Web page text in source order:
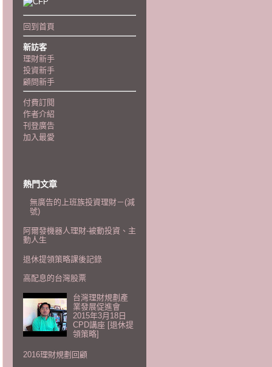
回到首頁
新訪客
理財新手
投資新手
顧問新手
付費訂閱
作者介紹
刊登廣告
加入最愛
熱門文章
無廣告的上班族投資理財－(減
號)
阿爾發機器人理財-被動投資、主
動人生
退休提領策略課後記錄
高配息的台灣股票
台灣理財規劃產
業發展促進會
2015年3月18日
CPD講座 [退休提
領策略]
2016理財規劃回顧